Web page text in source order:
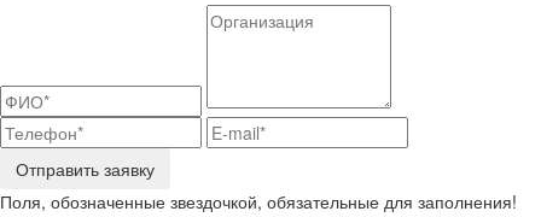
Отправить заявку
Поля, обозначенные звездочкой, обязательные для заполнения!